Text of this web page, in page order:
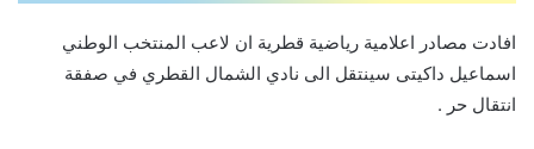
افادت مصادر اعلامية رياضية قطرية ان لاعب المنتخب الوطني
اسماعيل داكيتى سينتقل الى نادي الشمال القطري في صفقة
انتقال حر .